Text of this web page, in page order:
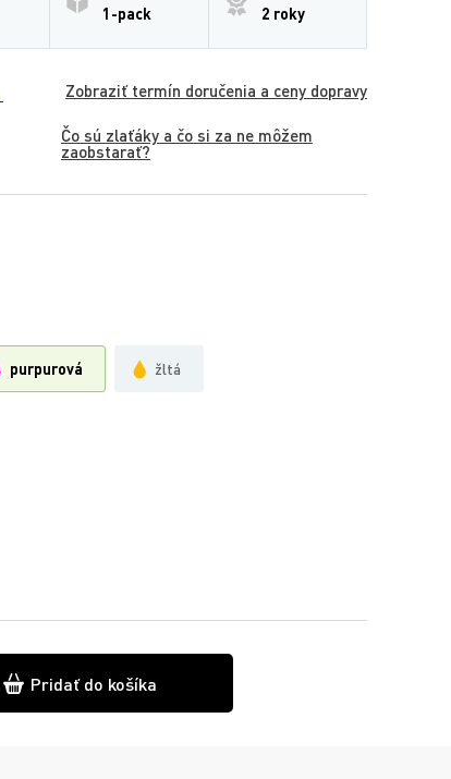
1-pack
2 roky
Zobraziť termín doručenia a ceny dopravy
Čo sú zlaťáky a čo si za ne môžem
zaobstarať?
purpurová žltá
Pridať do košíka